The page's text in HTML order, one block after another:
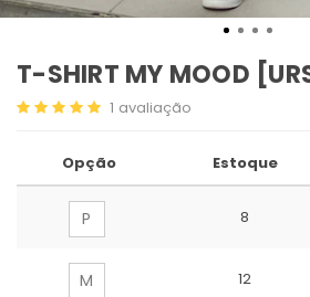
T-SHIRT MY MOOD
1 avaliação
Opção Estoque
P 8
M 12